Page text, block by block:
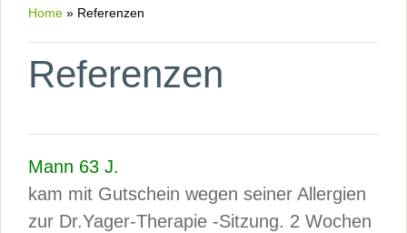
Home » Referenzen
Referenzen
Mann 63 J.
kam mit Gutschein wegen seiner Allergien
zur Dr.Yager-Therapie -Sitzung. 2 Wochen